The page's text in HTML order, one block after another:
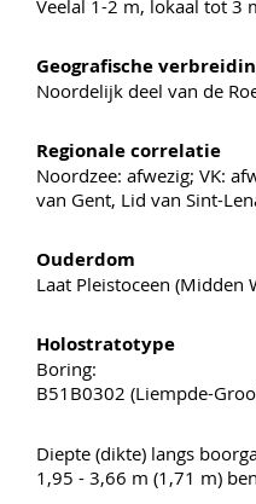
Veelal 1-2 m, lokaal tot 3
Geografische
Noordelijk deel van de
Regionale correlatie
Noordzee: afwezig; VK:
van Gent, Lid van Sint-
Ouderdom
Laat Pleistoceen (Midden
Holostratotype
Boring:
B51B0302 (Liempde-
Diepte (dikte) langs
1,95 - 3,66 m (1,71 m)